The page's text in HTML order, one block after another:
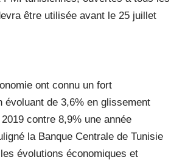
être utilisée avant le 25 juillet
ont connu un fort
évoluant de 3,6% en glissement
contre 8,9% une année
la Banque Centrale de Tunisie
évolutions économiques et